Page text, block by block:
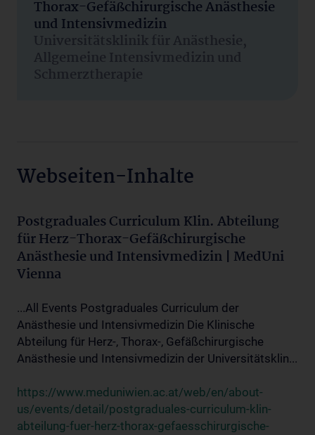
Thorax-Gefäßchirurgische Anästhesie
und Intensivmedizin
Universitätsklinik für Anästhesie,
Allgemeine Intensivmedizin und
Schmerztherapie
Webseiten-Inhalte
Postgraduales Curriculum Klin. Abteilung
für Herz-Thorax-Gefäßchirurgische
Anästhesie und Intensivmedizin | MedUni
Vienna
...All Events Postgraduales Curriculum der
Anästhesie und Intensivmedizin Die Klinische
Abteilung für Herz-, Thorax-, Gefäßchirurgische
Anästhesie und Intensivmedizin der Universitätsklin...
https://www.meduniwien.ac.at/web/en/about-
us/events/detail/postgraduales-curriculum-klin-
abteilung-fuer-herz-thorax-gefaesschirurgische-